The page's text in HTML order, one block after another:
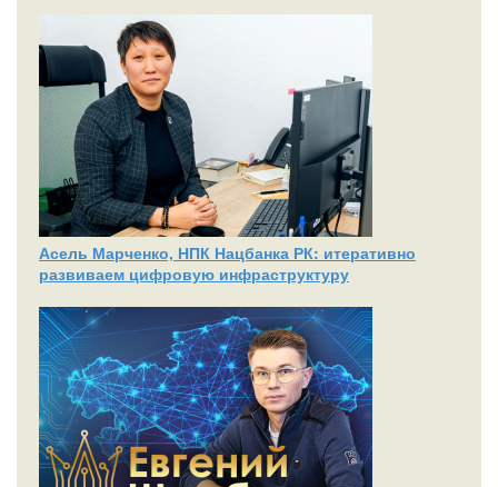
Асель Марченко, НПК Нацбанка РК: итеративно
развиваем цифровую инфраструктуру